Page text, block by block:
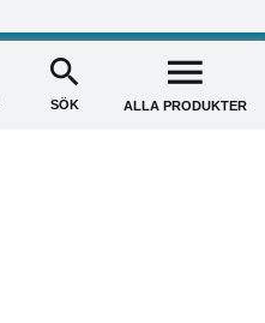
SÖK ALLA PRODUKTER